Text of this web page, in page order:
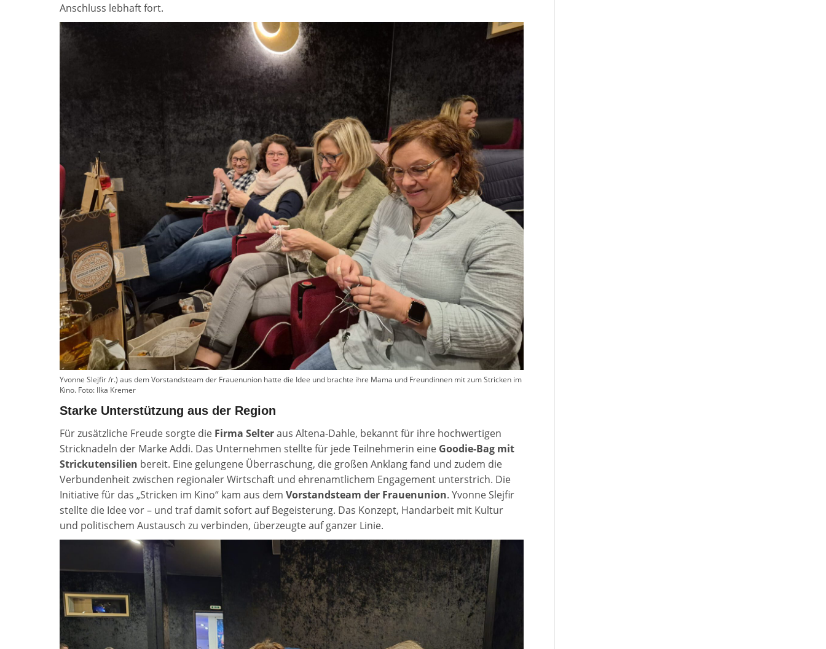
Anschluss lebhaft fort.
Yvonne Slejfir /r.) aus dem Vorstandsteam der Frauenunion hatte die Idee und brachte ihre Mama und Freundinnen mit zum Stricken im
Kino. Foto: Ilka Kremer
Starke Unterstützung aus der Region
Für zusätzliche Freude sorgte die Firma Selteraus Altena-Dahle, bekannt für ihre hochwertigen
Stricknadeln der Marke Addi. Das Unternehmen stellte für jede Teilnehmerin eine Goodie-Bag mit
Strickutensilien bereit. Eine gelungene Überraschung, die großen Anklang fand und zudem die
Verbundenheit zwischen regionaler Wirtschaft und ehrenamtlichem Engagement unterstrich. Die
Initiative für das „Stricken im Kino“ kam aus dem Vorstandsteam der Frauenunion. Yvonne Slejfir
stellte die Idee vor – und traf damit sofort auf Begeisterung. Das Konzept, Handarbeit mit Kultur
und politischem Austausch zu verbinden, überzeugte auf ganzer Linie.